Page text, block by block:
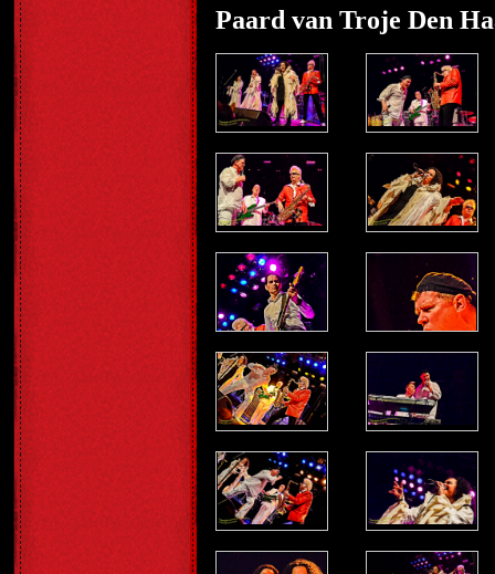
Paard van Troje Den